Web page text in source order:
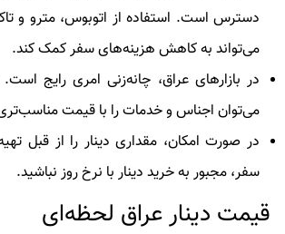
دسترس است. استفاده از اتوبوس، مترو و
می‌تواند به کاهش هزینه‌های سفر کمک کند.
در بازارهای عراق، چانه‌زنی امری رایج
می‌توان اجناس و خدمات را با قیمت
در صورت امکان، مقداری دینار را از قبل
سفر، مجبور به خرید دینار با نرخ روز نباشید.
قیمت دینار عراق لحظه‌ای